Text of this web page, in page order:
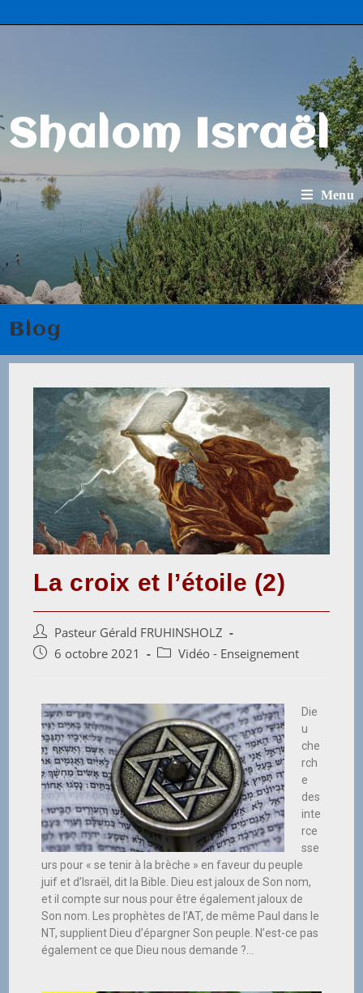
Shalom Israël
Menu
Blog
La croix et l’étoile (2)
Pasteur Gérald FRUHINSHOLZ
6 octobre 2021
Vidéo - Enseignement
Die
u
che
rch
e
des
inte
rce
sse
urs pour « se tenir à la brèche » en faveur du peuple
juif et d’Israël, dit la Bible. Dieu est jaloux de Son nom,
et il compte sur nous pour être également jaloux de
Son nom. Les prophètes de l’AT, de même Paul dans le
NT, supplient Dieu d’épargner Son peuple. N’est-ce pas
également ce que Dieu nous demande ?…